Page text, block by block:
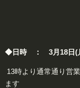
◆日時 ： 3月18日(
13時より通常通り営
ます